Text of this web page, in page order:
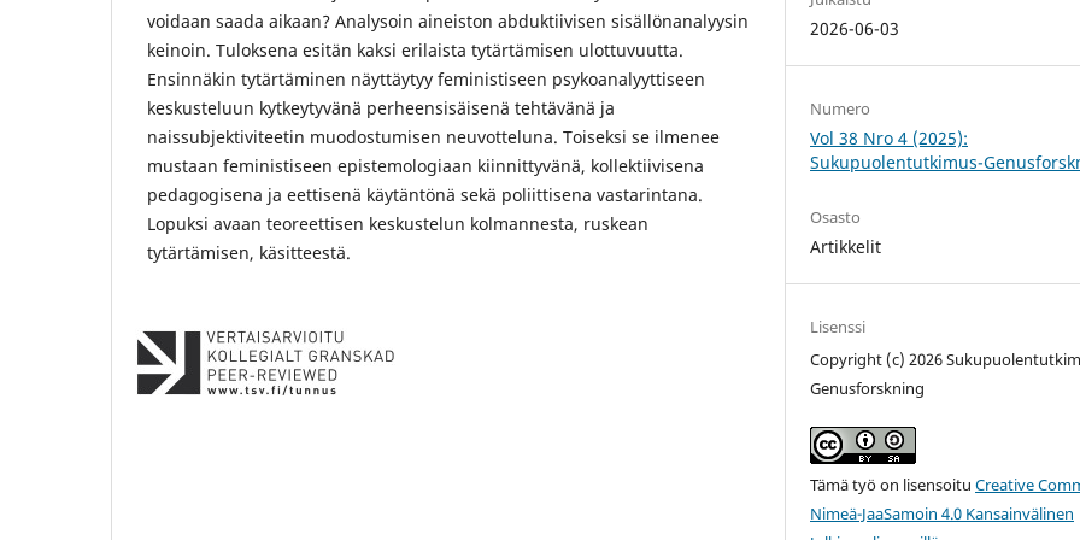
voidaan saada aikaan? Analysoin aineiston abduktiivisen sisällönanalyysin
keinoin. Tuloksena esitän kaksi erilaista tytärtämisen ulottuvuutta.
Ensinnäkin tytärtäminen näyttäytyy feministiseen psykoanalyyttiseen
keskusteluun kytkeytyvänä perheensisäisenä tehtävänä ja
naissubjektiviteetin muodostumisen neuvotteluna. Toiseksi se ilmenee
mustaan feministiseen epistemologiaan kiinnittyvänä, kollektiivisena
pedagogisena ja eettisenä käytäntönä sekä poliittisena vastarintana.
Lopuksi avaan teoreettisen keskustelun kolmannesta, ruskean
tytärtämisen, käsitteestä.
2026-06-03
Numero
Vol 38 Nro 4 (2025):
Sukupuolentutkimus-
Osasto
Artikkelit
Lisenssi
Copyright (c) 2026
Genusforskning
Tämä työ on lisensoituCreative
Nimeä-JaaSamoin 4.0 Kansainvälinen